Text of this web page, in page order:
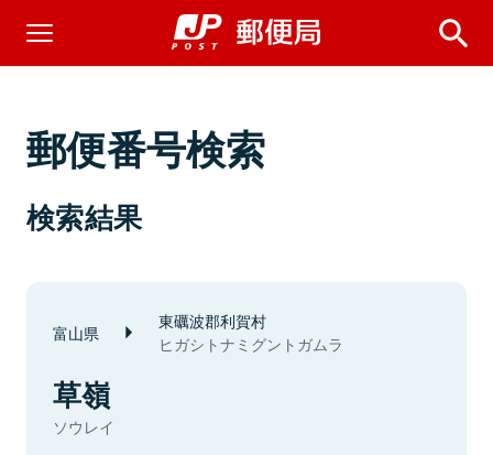
郵便番号検索
検索結果
富山県 東礪波郡利賀村
ヒガシトナミグントガムラ
草嶺
ソウレイ